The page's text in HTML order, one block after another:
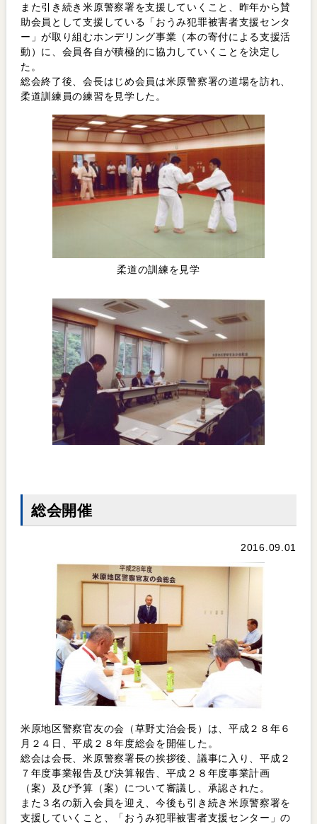
また引き続き米原警察署を支援していくこと、昨年から賛
助会員として支援している「おうみ犯罪被害者支援センタ
ー」が取り組むホンデリング事業（本の寄付による支援活
動）に、会員各自が積極的に協力していくことを決定し
た。
総会終了後、会長はじめ会員は米原警察署の道場を訪れ、
柔道訓練員の練習を見学した。
柔道の訓練を見学
総会開催
2016.09.01
米原地区警察官友の会（草野丈治会長）は、平成２８年６
月２４日、平成２８年度総会を開催した。
総会は会長、米原警察署長の挨拶後、議事に入り、平成２
７年度事業報告及び決算報告、平成２８年度事業計画
（案）及び予算（案）について審議し、承認された。
また３名の新入会員を迎え、今後も引き続き米原警察署を
支援していくこと、「おうみ犯罪被害者支援センター」の